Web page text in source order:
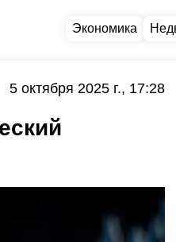
Экономика
5 октября 2025 г., 17:28